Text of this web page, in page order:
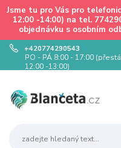
Jsme tu pro Vás pro
12:00 -14:00) na tel.
objednávku s osobním
+420774290543
PO - PÁ 8:00 - 17:00
12:00 -13:00)